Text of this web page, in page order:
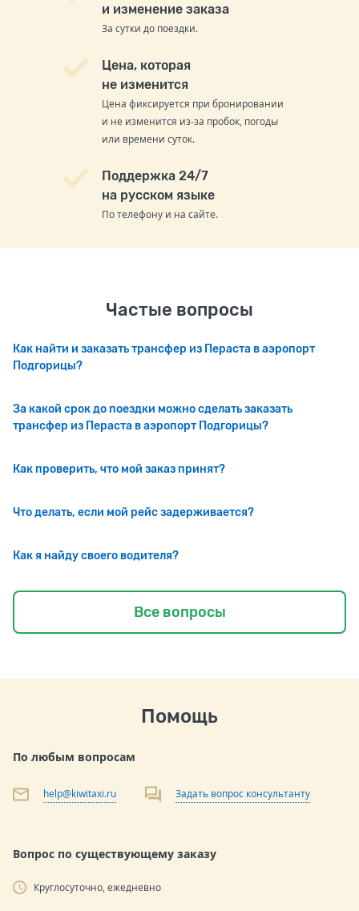
и изменение заказа
За сутки до поездки.
Цена, которая
не изменится
Цена фиксируется при бронировании
и не изменится из-за пробок, погоды
или времени суток.
Поддержка 24/7
на русском языке
По телефону и на сайте.
Частые вопросы
Как найти и заказать трансфер из Пераста в аэропорт
Подгорицы?
За какой срок до поездки можно сделать заказать
трансфер из Пераста в аэропорт Подгорицы?
Как проверить, что мой заказ принят?
Что делать, если мой рейс задерживается?
Как я найду своего водителя?
Все вопросы
Помощь
По любым вопросам
help@kiwitaxi.ru Задать вопрос консультанту
Вопрос по существующему заказу
Круглосуточно, ежедневно